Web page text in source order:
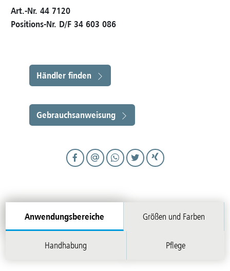
Art.-Nr. 44 7120
Positions-Nr. D/F 34 603 086
Händler finden
Gebrauchsanweisung
Anwendungsbereiche Größen und Farben
Handhabung Pflege